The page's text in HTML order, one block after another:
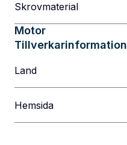
Skrovmaterial
Motor
Tillverkarinformation
Land
Hemsida